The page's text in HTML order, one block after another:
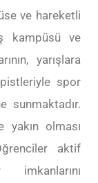
ve hareketli
kampüsü ve
yarışlara
spor
sunmaktadır.
yakın olması
aktif